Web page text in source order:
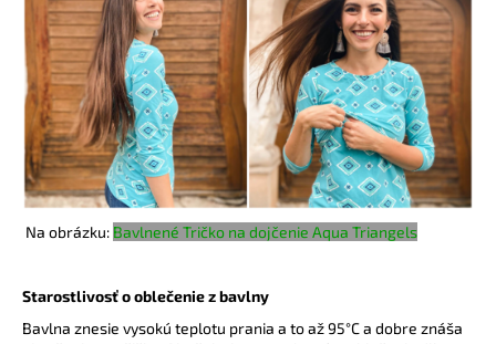
Na obrázku: Bavlnené Tričko na dojčenie Aqua Triangels
Starostlivosť o oblečenie z bavlny
Bavlna znesie vysokú teplotu prania a to až 95°C a dobre znáša